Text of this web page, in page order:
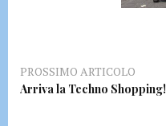
PROSSIMO ARTICOLO
Arriva la Techno Shopping!